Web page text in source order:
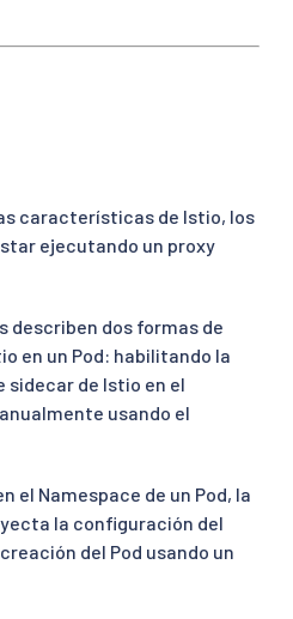
características de Istio, los
ejecutando un proxy
describen dos formas de
en un Pod: habilitando la
de Istio en el
usando el
el Namespace de un Pod, la
la configuración del
del Pod usando un